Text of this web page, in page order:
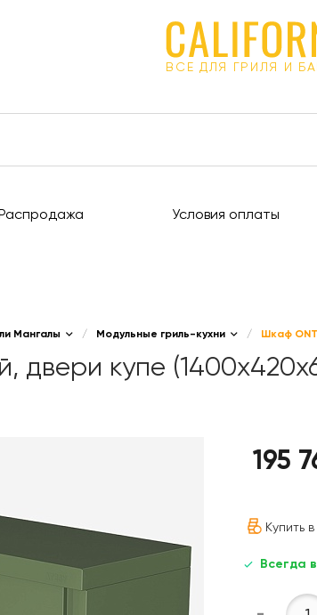
ВСЕ ДЛЯ ГРИЛЯ И
Распродажа Условия оплаты
Мангалы / Модульные гриль-кухни / Шкаф
двери купе
195
Купить
Всегда